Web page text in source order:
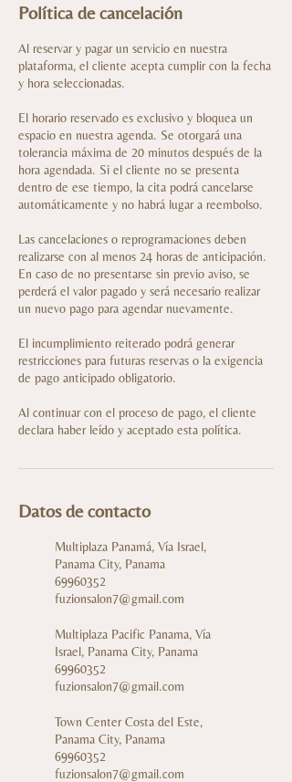
Política de cancelación
Al reservar y pagar un servicio en nuestra
plataforma, el cliente acepta cumplir con la fecha
y hora seleccionadas.
El horario reservado es exclusivo y bloquea un
espacio en nuestra agenda. Se otorgará una
tolerancia máxima de 20 minutos después de la
hora agendada. Si el cliente no se presenta
dentro de ese tiempo, la cita podrá cancelarse
automáticamente y no habrá lugar a reembolso.
Las cancelaciones o reprogramaciones deben
realizarse con al menos 24 horas de anticipación.
En caso de no presentarse sin previo aviso, se
perderá el valor pagado y será necesario realizar
un nuevo pago para agendar nuevamente.
El incumplimiento reiterado podrá generar
restricciones para futuras reservas o la exigencia
de pago anticipado obligatorio.
Al continuar con el proceso de pago, el cliente
declara haber leído y aceptado esta política.
Datos de contacto
Multiplaza Panamá, Vía Israel,
Panama City, Panama
69960352
fuzionsalon7@gmail.com
Multiplaza Pacific Panama, Vía
Israel, Panama City, Panama
69960352
fuzionsalon7@gmail.com
Town Center Costa del Este,
Panama City, Panama
69960352
fuzionsalon7@gmail.com